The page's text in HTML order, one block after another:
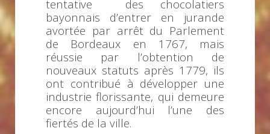
tentative des chocolatiers
bayonnais d’entrer en jurande
avortée par arrêt du Parlement
de Bordeaux en 1767, mais
réussie par l’obtention de
nouveaux statuts après 1779, ils
ont contribué à développer une
industrie florissante, qui demeure
encore aujourd’hui l’une des
fiertés de la ville.